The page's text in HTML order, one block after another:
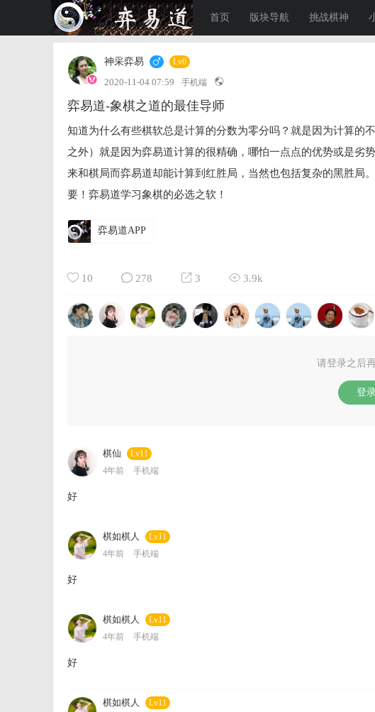
首页 版块导航 挑战棋神
神采弈易 Lv0
2020-11-04 07:59 手机端
弈易道-象棋之道的最佳导师
知道为什么有些棋软总是计算的分数为零分吗？就是因为计算的
之外）就是因为弈易道计算的很精确，哪怕一点点的优势或是劣
来和棋局而弈易道却能计算到红胜局，当然也包括复杂的黑胜局
要！弈易道学习象棋的必选之软！
弈易道APP
10 278 3 3.9k
请登录之后
登
棋仙
Lv11
4年前
手机端
好
棋如棋人
Lv11
4年前
手机端
好
棋如棋人
Lv11
4年前
手机端
好
棋如棋人
Lv11